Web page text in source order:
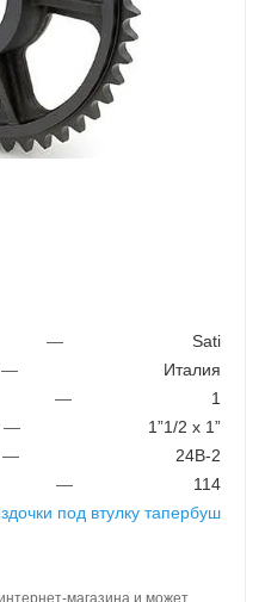
—
Sati
—
Италия
—
1
—
1”1/2 x 1”
—
24B-2
—
114
под втулку тапербуш
магазина и может